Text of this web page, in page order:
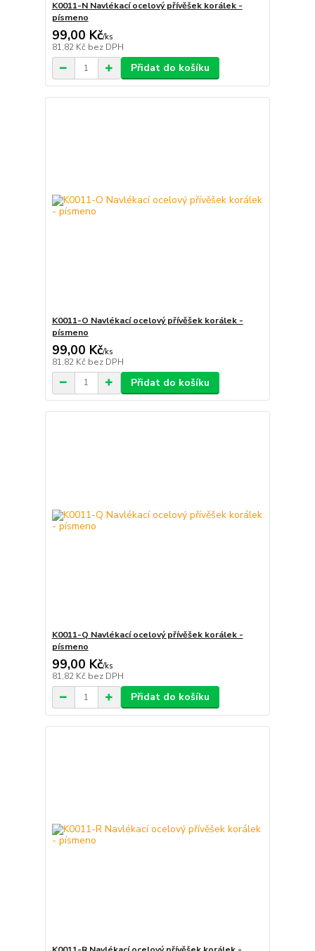
K0011-N Navlékací ocelový přívěšek korálek -
písmeno
99,00 Kč/ks
81,82 Kč bez DPH
Přidat do košíku
K0011-O Navlékací ocelový přívěšek korálek -
písmeno
99,00 Kč/ks
81,82 Kč bez DPH
Přidat do košíku
K0011-Q Navlékací ocelový přívěšek korálek -
písmeno
99,00 Kč/ks
81,82 Kč bez DPH
Přidat do košíku